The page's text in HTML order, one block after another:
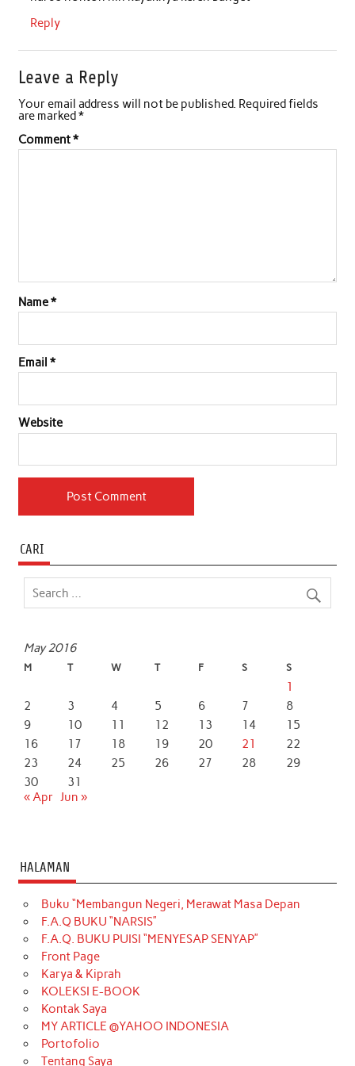
Reply
Leave a Reply
Your email address will not be published. Required fields
are marked*
Comment*
Name*
Email *
Website
CARI
May 2016
M T W T F S S
1
2
3 4 5 6 7
8
9
10 11 12 13 14
15
16
17 18 19 20 21
22
23
24 25 26 27 28
29
30
31
« Apr Jun »
HALAMAN
Buku “Membangun Negeri, Merawat Masa Depan
F.A.Q BUKU “NARSIS”
F.A.Q. BUKU PUISI “MENYESAP SENYAP”
Front Page
Karya & Kiprah
KOLEKSI E-BOOK
Kontak Saya
MY ARTICLE @YAHOO INDONESIA
Portofolio
Tentang Saya